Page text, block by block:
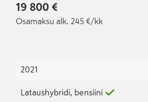
19 800 €
Osamaksu alk. 245 €/kk
2021
Lataushybridi, bensiini